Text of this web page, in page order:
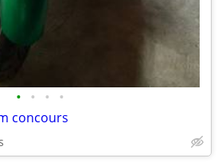
• • • •
concours